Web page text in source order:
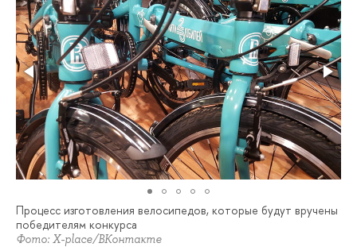
Процесс изготовления велосипедов, которые будут вручены
победителям конкурса
Фото: X-place/ВКонтакте